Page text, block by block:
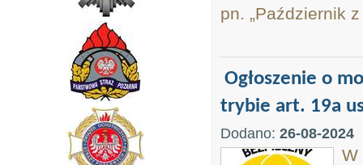
pn. „Październik
Ogłoszenie o
trybie art. 19a
Dodano: 26-08-2024
W